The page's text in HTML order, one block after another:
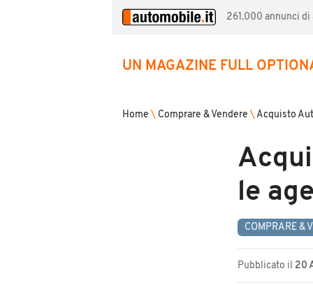
261.000 annunci di
UN MAGAZINE FULL
Home \ Comprare & Vendere \ Acquisto
le
COMPRARE &
Pubblicato il 20